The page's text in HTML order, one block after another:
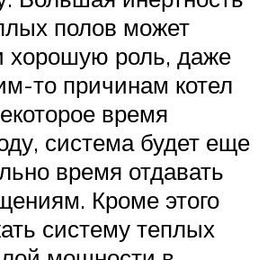
полов может
хорошую роль, даже
то причинам котел
время
система будет еще
время отдавать
Кроме этого
систему теплых